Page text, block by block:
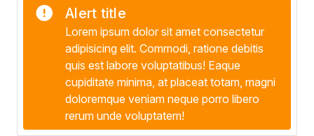
Alert title
Lorem ipsum dolor sit amet consectetur
adipisicing elit. Commodi, ratione debitis
quis est labore voluptatibus! Eaque
cupiditate minima, at placeat totam, magni
doloremque veniam neque porro libero
rerum unde voluptatem!